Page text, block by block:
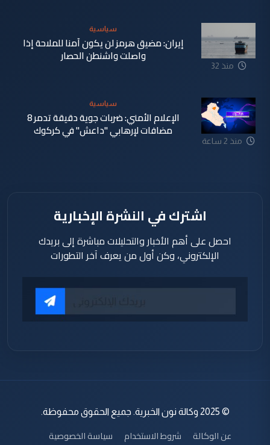
منذ 32
سياسية
إيران: مضيق هرمز لن يكون آمنا للملاحة إذا
واصلت واشنطن الحصار
منذ 2 ساعة
سياسية
الإعلام الأمني: ضربات جوية دقيقة تدمر 8
مضافات لإرهابي "داعش" في كركوك
اشترك في النشرة الإخبارية
احصل على أهم الأخبار والتحليلات مباشرة إلى بريدك
الإلكتروني، وكن أول من يعرف آخر التطورات
© 2025 وكالة نون الخبرية. جميع الحقوق محفوظة.
عن الوكالة شروط الاستخدام
سياسة الخصوصية